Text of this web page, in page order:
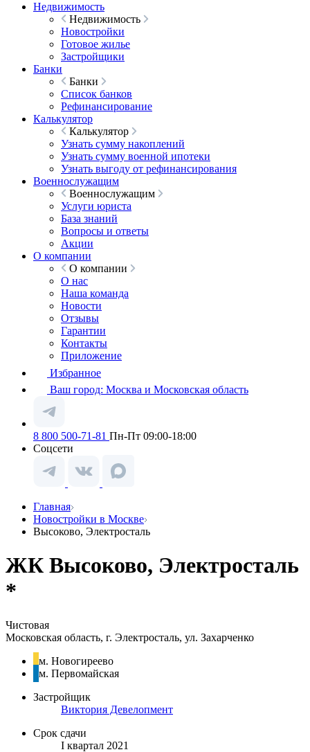
Недвижимость
Недвижимость
Новостройки
Готовое жилье
Застройщики
Банки
Банки
Список банков
Рефинансирование
Калькулятор
Калькулятор
Узнать сумму накоплений
Узнать сумму военной ипотеки
Узнать выгоду от рефинансирования
Военнослужащим
Военнослужащим
Услуги юриста
База знаний
Вопросы и ответы
Акции
О компании
О компании
О нас
Наша команда
Новости
Отзывы
Гарантии
Контакты
Приложение
Избранное
Ваш город: Москва и Московская область
8 800 500-71-81 Пн-Пт 09:00-18:00
Соцсети
Главная
Новостройки в Москве
Высоково, Электросталь
ЖК Высоково, Электросталь
*
Чистовая
Московская область, г. Электросталь, ул. Захарченко
м. Новогиреево
м. Первомайская
Застройщик
Виктория Девелопмент
Срок сдачи
I квартал 2021